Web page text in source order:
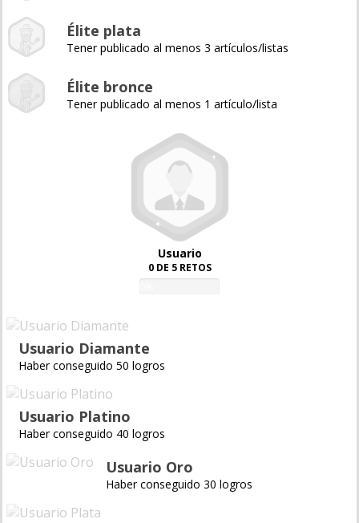
Élite plata
Tener publicado al menos 3 artículos/listas
Élite bronce
Tener publicado al menos 1 artículo/lista
Usuario
0 DE 5 RETOS
Usuario Diamante
Haber conseguido 50 logros
Usuario Platino
Haber conseguido 40 logros
Usuario Oro
Haber conseguido 30 logros